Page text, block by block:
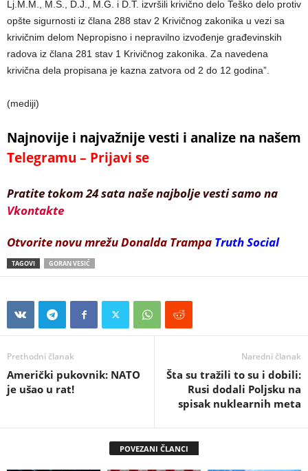
Lj.M.M., M.S., D.J., M.G. i D.T. izvršili krivično delo Teško delo protiv
opšte sigurnosti iz člana 288 stav 2 Krivičnog zakonika u vezi sa
krivičnim delom Nepropisno i nepravilno izvođenje građevinskih
radova iz člana 281 stav 1 Krivičnog zakonika. Za navedena
krivična dela propisana je kazna zatvora od 2 do 12 godina”.
(mediji)
Najnovije i najvažnije vesti i analize na našem
Telegramu – Prijavi se
Pratite tokom 24 sata naše najbolje vesti samo na
Vkontakte
Otvorite novu mrežu Donalda Trampa Truth Social
TAGOVI GORAN VESIĆ
Prethodni članak
Američki pukovnik: NATO
je ušao u rat!
Naredni članak
Šta su tražili to su i dobili:
Rusi dodali Poljsku na
spisak nuklearnih meta
POVEZANI ČLANCI